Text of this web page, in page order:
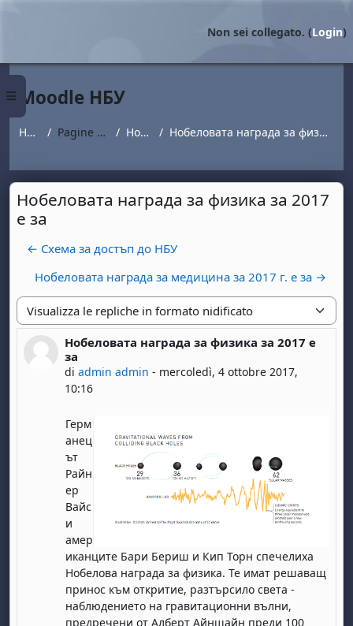
Pannello laterale
Non sei collegato. (Login)
Moodle НБУ
Home Pagine del sito Новини Нобеловата награда за физика за 2017 е за
Нобеловата награда за физика за 2017
е за
← Схема за достъп до НБУ
Нобеловата награда за медицина за 2017 г. е за →
Modalità visualizzazione
Нобеловата награда за физика за 2017 е
за
diadmin admin - mercoledì, 4 ottobre 2017,
10:16
Numero di risposte: 0
Герм
анец
ът
Райн
ер
Вайс
и
амер
иканците Бари Бериш и Кип Торн спечелиха
Нобелова награда за физика. Те имат решаващ
принос към откритие, разтърсило света -
наблюдението на гравитационни вълни,
предречени от Алберт Айнщайн преди 100